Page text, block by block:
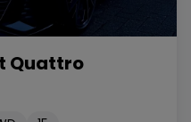
Quattro